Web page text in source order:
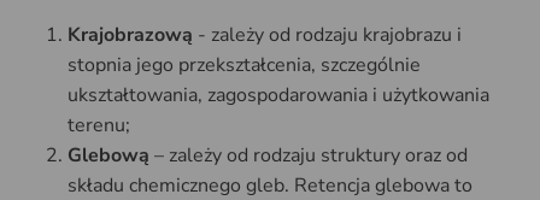
Krajobrazową - zależy od rodzaju krajobrazu i
stopnia jego przekształcenia, szczególnie
ukształtowania, zagospodarowania i użytkowania
terenu;
Glebową – zależy od rodzaju struktury oraz od
składu chemicznego gleb. Retencja glebowa to